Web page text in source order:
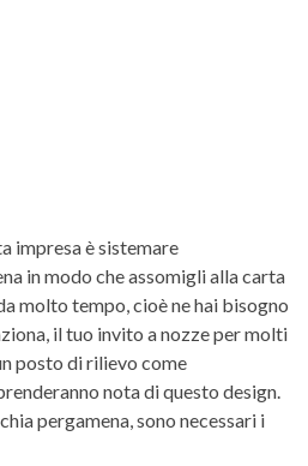
impresa è sistemare
in modo che assomigli alla carta
molto tempo, cioè ne hai bisogno
il tuo invito a nozze per molti
posto di rilievo come
nota di questo design.
pergamena, sono necessari i